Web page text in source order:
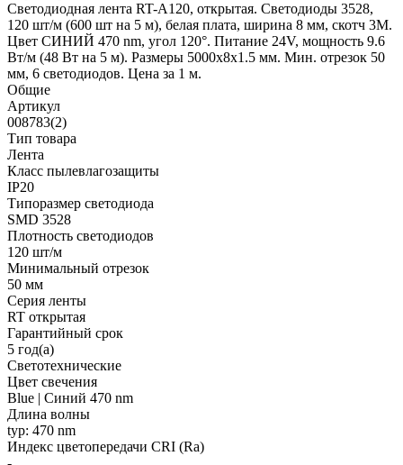
Светодиодная лента RT-A120, открытая. Светодиоды 3528,
120 шт/м (600 шт на 5 м), белая плата, ширина 8 мм, скотч 3M.
Цвет СИНИЙ 470 nm, угол 120°. Питание 24V, мощность 9.6
Вт/м (48 Вт на 5 м). Размеры 5000x8x1.5 мм. Мин. отрезок 50
мм, 6 светодиодов. Цена за 1 м.
Общие
Артикул
008783(2)
Тип товара
Лента
Класс пылевлагозащиты
IP20
Типоразмер светодиода
SMD 3528
Плотность светодиодов
120 шт/м
Минимальный отрезок
50 мм
Серия ленты
RT открытая
Гарантийный срок
5 год(а)
Светотехнические
Цвет свечения
Blue | Синий 470 nm
Длина волны
typ: 470 nm
Индекс цветопередачи CRI (Ra)